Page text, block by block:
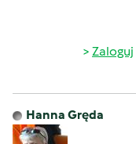
Zaloguj
Hanna Gręda